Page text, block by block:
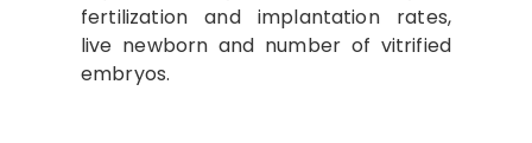
fertilization and implantation rates,
live newborn and number of vitrified
embryos.